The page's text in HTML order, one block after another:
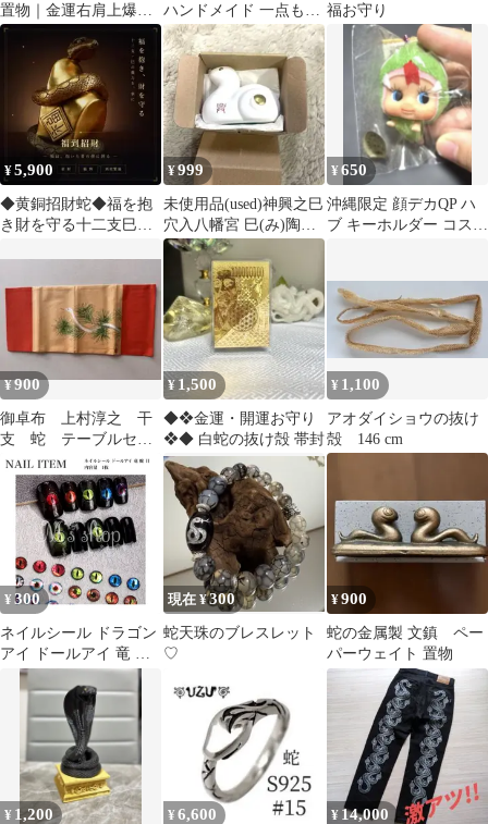
置物｜金運右肩上爆
上】【風水・霊性・再
生の象徴】b
ハンドメイド 一点もの
蛇年 蛇さん好きに！ 新
品
福お守り
¥5,900
◆黄銅招財蛇◆福を抱
き財を守る十二支巳・
¥999
未使用品(used)神興之巳
穴入八幡宮 巳(み)陶器
置物 干支開運 昭和レト
¥650
沖縄限定 顔デカQP ハ
ブ キーホルダー コスチ
¥900
御卓布 上村淳之 干
支 蛇 テーブルセン
タークロス
¥ 1,500
◆❖金運・開運お守り
❖◆ 白蛇の抜け殻 帯封
¥ 1,100
アオダイショウの抜け
殻 146 cm
¥ 300
ネイルシール ドラゴン
アイ ドールアイ 竜 蛇
目 ネイルパーツ 1枚
現在 ¥300
蛇天珠のブレスレット
♡
¥900
蛇の金属製 文鎮 ペー
パーウェイト 置物
¥ 1,200 ¥ 6,600 ¥ 14,000